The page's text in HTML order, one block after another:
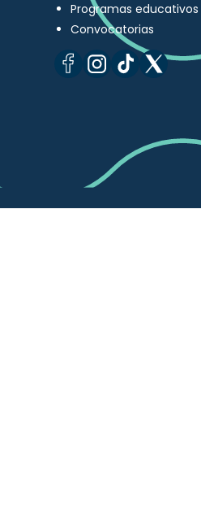
Programas educativos
Convocatorias